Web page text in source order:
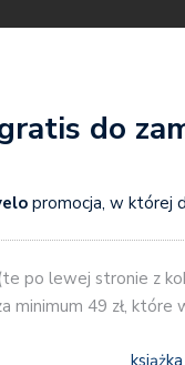
do
promocja, w której
po lewej stronie z
minimum 49 zł, które